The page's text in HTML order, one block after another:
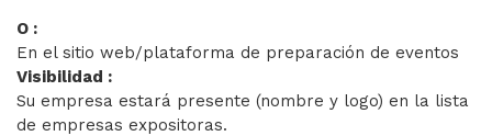
O :
En el sitio web/plataforma de preparación de eventos
Visibilidad :
Su empresa estará presente (nombre y logo) en la lista
de empresas expositoras.